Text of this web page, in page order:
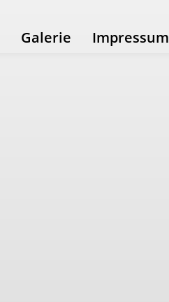
Galerie Impressum